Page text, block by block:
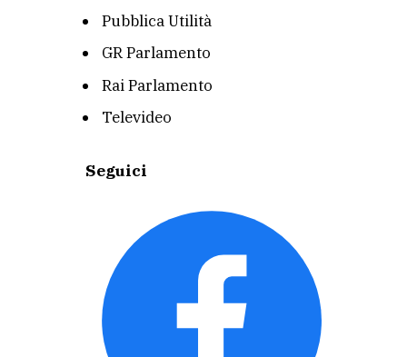
Pubblica Utilità
GR Parlamento
Rai Parlamento
Televideo
Seguici